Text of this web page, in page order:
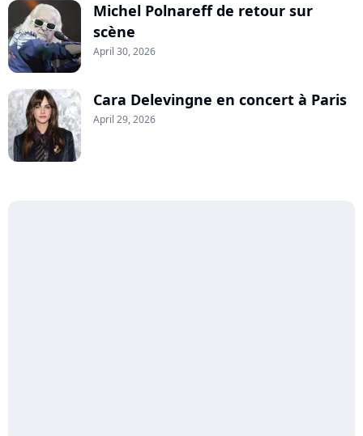
Michel Polnareff de retour sur
scène
April 30, 2026
Cara Delevingne en concert à Paris
April 29, 2026